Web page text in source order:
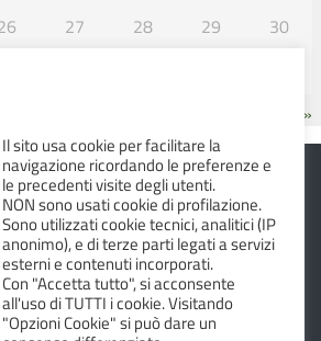
27 28 29
30
SET »
DI ALBINEA
– 42020 Albinea (R.E.)
Il sito usa cookie per facilitare la
navigazione ricordando le preferenze e
le precedenti visite degli utenti.
NON sono usati cookie di profilazione.
Sono utilizzati cookie tecnici, analitici (IP
anonimo), e di terze parti legati a servizi
esterni e contenuti incorporati.
Con "Accetta tutto", si acconsente
all'uso di TUTTI i cookie. Visitando
"Opzioni Cookie" si può dare un